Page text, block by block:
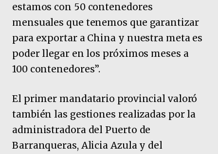
estamos con 50 contenedores
mensuales que tenemos que garantizar
para exportar a China y nuestra meta es
poder llegar en los próximos meses a
100 contenedores”.
El primer mandatario provincial valoró
también las gestiones realizadas por la
administradora del Puerto de
Barranqueras, Alicia Azula y del